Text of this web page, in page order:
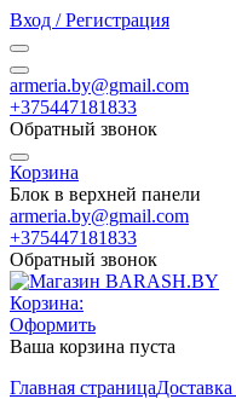
Вход / Регистрация
armeria.by@gmail.com
+375447181833
Обратный звонок
Корзина
Блок в верхней панели
armeria.by@gmail.com
+375447181833
Обратный звонок
Корзина:
Оформить
Ваша корзина пуста
Главная страница